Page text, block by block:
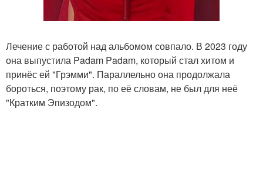
Лечение с работой над альбомом совпало. В 2023 году
она выпустила Padam Padam, который стал хитом и
принёс ей "Грэмми". Параллельно она продолжала
бороться, поэтому рак, по её словам, не был для неё
"Кратким Эпизодом".